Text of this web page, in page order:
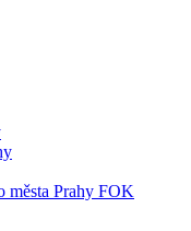
města Prahy FOK